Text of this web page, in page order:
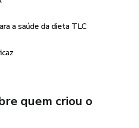
a saúde da dieta TLC
quem criou o